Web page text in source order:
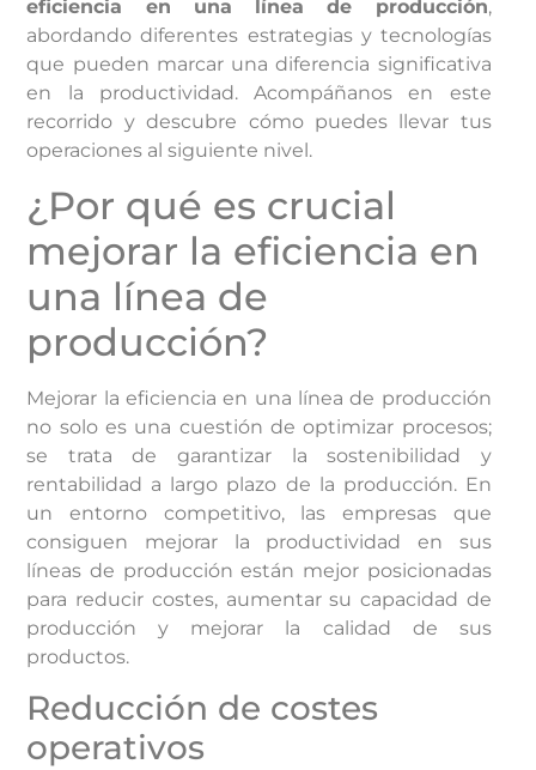
eficiencia en una línea de producción,
abordando diferentes estrategias y tecnologías
que pueden marcar una diferencia significativa
en la productividad. Acompáñanos en este
recorrido y descubre cómo puedes llevar tus
operaciones al siguiente nivel.
¿Por qué es crucial
mejorar la eficiencia en
una línea de
producción?
Mejorar la eficiencia en una línea de producción
no solo es una cuestión de optimizar procesos;
se trata de garantizar la sostenibilidad y
rentabilidad a largo plazo de la producción. En
un entorno competitivo, las empresas que
consiguen mejorar la productividad en sus
líneas de producción están mejor posicionadas
para reducir costes, aumentar su capacidad de
producción y mejorar la calidad de sus
productos.
Reducción de costes
operativos